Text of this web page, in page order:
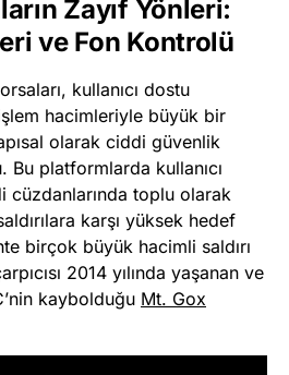
Zayıf Yönleri:
ve Fon Kontrolü
kullanıcı dostu
hacimleriyle büyük bir
olarak ciddi güvenlik
Bu platformlarda kullanıcı
cüzdanlarında toplu olarak
karşı yüksek hedef
birçok büyük hacimli saldırı
2014 yılında yaşanan ve
kaybolduğu Mt. Gox